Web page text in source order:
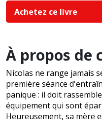
Achetez ce livre
À propos de
Nicolas ne range jamais
première séance
panique : il doit
équipement qui sont
Heureusement, sa mère